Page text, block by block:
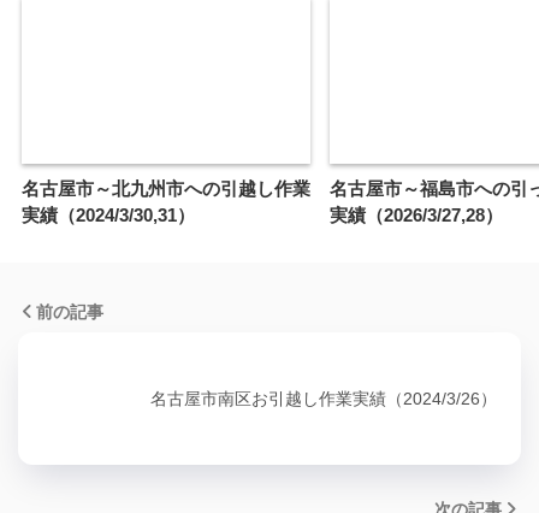
名古屋市～北九州市への引越し作業
実績（2024/3/30,31）
名古屋市～福島市への引
実績（2026/3/27,28）
前の記事
名古屋市南区お引越し作業実績（2024/3/26）
次の記事